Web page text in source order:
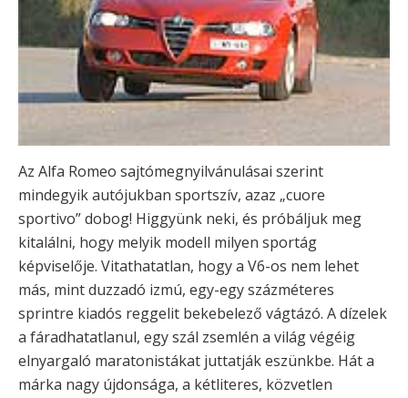
Az Alfa Romeo sajtómegnyilvánulásai szerint
mindegyik autójukban sportszív, azaz „cuore
sportivo” dobog! Higgyünk neki, és próbáljuk meg
kitalálni, hogy melyik modell milyen sportág
képviselője. Vitathatatlan, hogy a V6-os nem lehet
más, mint duzzadó izmú, egy-egy százméteres
sprintre kiadós reggelit bekebelező vágtázó. A dízelek
a fáradhatatlanul, egy szál zsemlén a világ végéig
elnyargaló maratonistákat juttatják eszünkbe. Hát a
márka nagy újdonsága, a kétliteres, közvetlen